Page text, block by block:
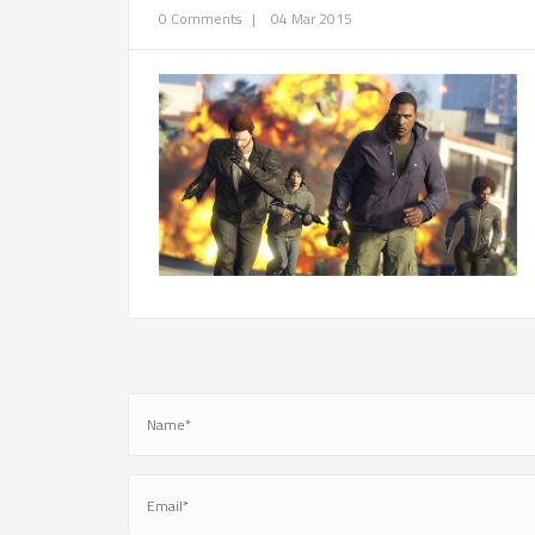
0 Comments | 04 Mar 2015